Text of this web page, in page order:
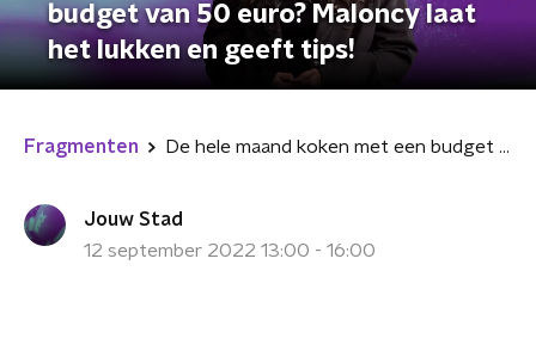
budget van 50 euro? Maloncy laat
het lukken en geeft tips!
Fragmenten De hele maand koken met een budget van 50 euro? Maloncy laat het lukken en geeft tips!
Jouw Stad
12 september 2022 13:00 - 16:00